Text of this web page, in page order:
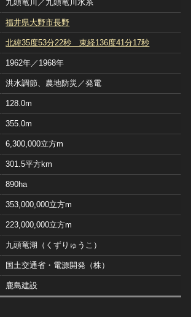
九頭竜川／九頭竜川水系
福井県大野市長野
北緯35度53分22秒 東経136度41分17秒
1962年／1968年
洪水調節、農地防災／発電
128.0m
355.0m
6,300,000立方m
301.5平方km
890ha
353,000,000立方m
223,000,000立方m
九頭竜湖（くずりゅうこ）
国土交通省・電源開発（株）
鹿島建設